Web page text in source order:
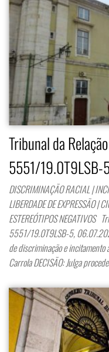
Tribunal da
5551/
DISCRIMINAÇÃO RACIAL |
LIBERDADE DE EXPRESSÃO |
ESTEREÓTIPOS NEGATIVOS
5551/19.0T9LSB-5,
de discriminação e incitamento
Carrola DECISÃO: Julga